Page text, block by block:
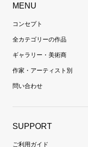
MENU
コンセプト
全カテゴリーの作品
ギャラリー・美術商
作家・アーティスト別
問い合わせ
SUPPORT
ご利用ガイド